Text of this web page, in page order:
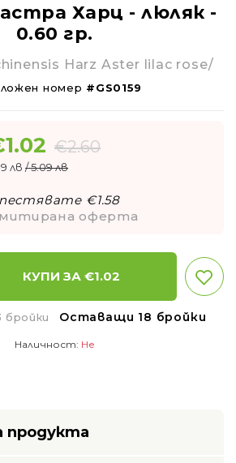
Харц - люляк -
0.60 гр.
Harz Aster lilac rose/
номер #GS0159
1.02 €2.60
лв / 5.09 лв
€1.58
оферта
КУПИ ЗА €1.02
бройки Оставащи 18 бройки
Наличност: Не
продукта